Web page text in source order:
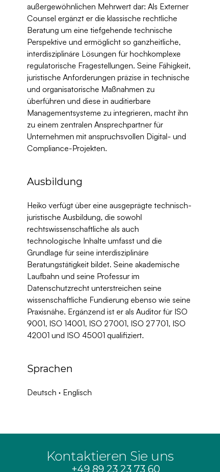
außergewöhnlichen Mehrwert dar: Als Externer
Counsel ergänzt er die klassische rechtliche
Beratung um eine tiefgehende technische
Perspektive und ermöglicht so ganzheitliche,
interdisziplinäre Lösungen für hochkomplexe
regulatorische Fragestellungen. Seine Fähigkeit,
juristische Anforderungen präzise in technische
und organisatorische Maßnahmen zu
überführen und diese in auditierbare
Managementsysteme zu integrieren, macht ihn
zu einem zentralen Ansprechpartner für
Unternehmen mit anspruchsvollen Digital- und
Compliance-Projekten.
Ausbildung
Heiko verfügt über eine ausgeprägte technisch-
juristische Ausbildung, die sowohl
rechtswissenschaftliche als auch
technologische Inhalte umfasst und die
Grundlage für seine interdisziplinäre
Beratungstätigkeit bildet. Seine akademische
Laufbahn und seine Professur im
Datenschutzrecht unterstreichen seine
wissenschaftliche Fundierung ebenso wie seine
Praxisnähe. Ergänzend ist er als Auditor für ISO
9001, ISO 14001, ISO 27001, ISO 27701, ISO
42001 und ISO 45001 qualifiziert.
Sprachen
Deutsch · Englisch
Kontaktieren Sie uns
+49 89 23 23 73 60